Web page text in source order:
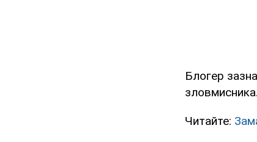
Блогер
зловмисника.
Читайте: